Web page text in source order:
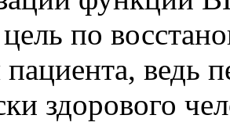
цель по
пациента, ведь
здорового